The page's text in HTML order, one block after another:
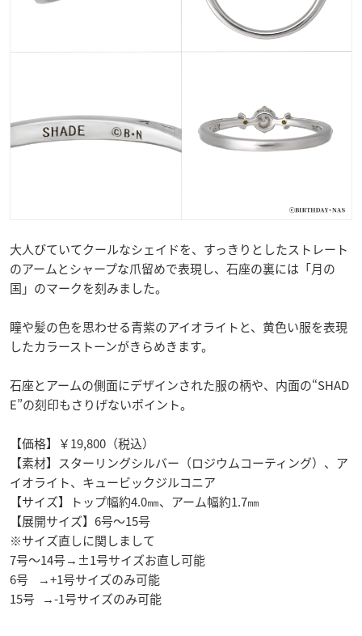
大人びていてクールなシェイドを、すっきりとしたストレート
のアームとシャープな爪留めで表現し、石座の裏には「月の
国」のマークを刻みました。
瞳や髪の色を思わせる青紫のアイオライトと、黄色い服を表現
したカラーストーンがきらめきます。
石座とアームの側面にデザインされた服の柄や、内面の“SHAD
E”の刻印もさりげないポイント。
【価格】￥19,800（税込）
【素材】スターリングシルバー（ロジウムコーティング）、ア
イオライト、キュービックジルコニア
【サイズ】トップ幅約4.0㎜、アーム幅約1.7㎜
【展開サイズ】6号～15号
※サイズ直しに関しまして
7号～14号→±1号サイズお直し可能
6号 →+1号サイズのみ可能
15号 →-1号サイズのみ可能